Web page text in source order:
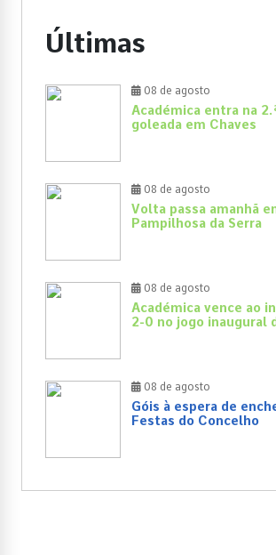
Últimas
08 de agosto
Académica entra na
goleada em Chaves
08 de agosto
Volta passa amanhã
Pampilhosa da Serra
08 de agosto
Académica vence ao
2-0 no jogo inaugural
08 de agosto
Góis à espera de
Festas do Concelho